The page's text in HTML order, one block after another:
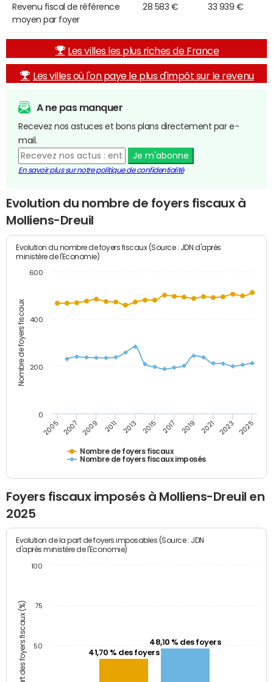
Revenu fiscal de référence
moyen par foyer
28 583 € 33 939 €
Les villes les plus riches de France
Les villes où l'on paye le plus d'impôt sur le revenu
A ne pas manquer
Recevez nos astuces et bons plans directement par e-
mail.
Je m'abonne
En savoir plus sur notre politique de confidentialité
Evolution du nombre de foyers fiscaux à
Molliens-Dreuil
Nombre de foyers fiscaux
Evolution du nombre de foyers fiscaux (Source : JDN d'après
ministère de l'Economie)
Nombre de foyers fiscaux
Nombre de foyers fiscaux imposés
2005 2007 2009 2011 2013 2015 2017 2019 2021 2023 2025
0
200
400
600
Foyers fiscaux imposés à Molliens-Dreuil en
2025
Part des foyers fiscaux (%)
Evolution de la part de foyers imposables (Source : JDN
d'après ministère de l'Economie)
41,70 % des foyers
48,10 % des foyers
50
75
100